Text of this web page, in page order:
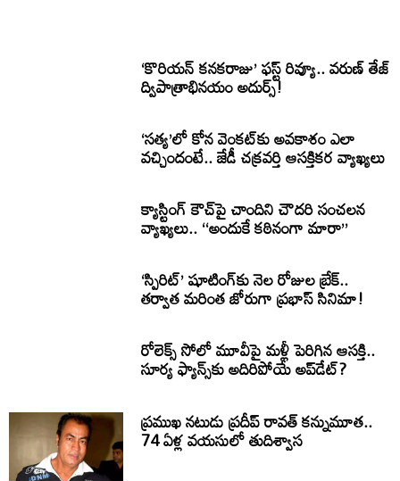
‘కొరియన్ కనకరాజు’ ఫస్ట్ రివ్యూ.. వరుణ్ తేజ్
ద్విపాత్రాభినయం అదుర్స్!
‘సత్య’లో కోన వెంకట్‌కు అవకాశం ఎలా
వచ్చిందంటే.. జేడీ చక్రవర్తి ఆసక్తికర వ్యాఖ్యలు
క్యాస్టింగ్ కౌచ్‌పై చాందిని చౌదరి సంచలన
వ్యాఖ్యలు.. ‘‘అందుకే కఠినంగా మారా’’
‘స్పిరిట్’ షూటింగ్‌కు నెల రోజుల బ్రేక్..
తర్వాత మరింత జోరుగా ప్రభాస్ సినిమా!
రోలెక్స్ సోలో మూవీపై మళ్లీ పెరిగిన ఆసక్తి..
సూర్య ఫ్యాన్స్‌కు అదిరిపోయే అప్‌డేట్?
ప్రముఖ నటుడు ప్రదీప్ రావత్ కన్నుమూత..
74 ఏళ్ల వయసులో తుదిశ్వాస